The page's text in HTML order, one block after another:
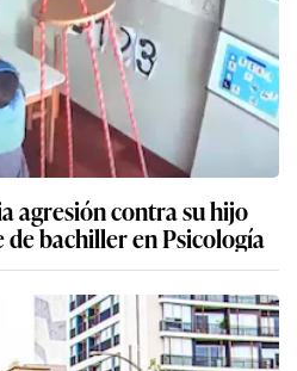
agresión contra su hijo
bachiller en Psicología